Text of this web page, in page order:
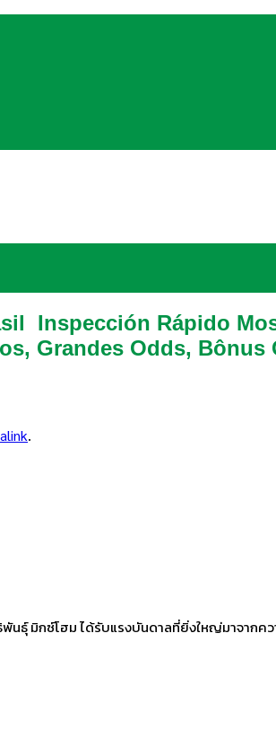
Inspección Rápido
Grandes Odds,
.
นธุ์ มิกซ์โฮม ได้รับแรงบันดาลที่ยิ่งใหญ่มาจากคว